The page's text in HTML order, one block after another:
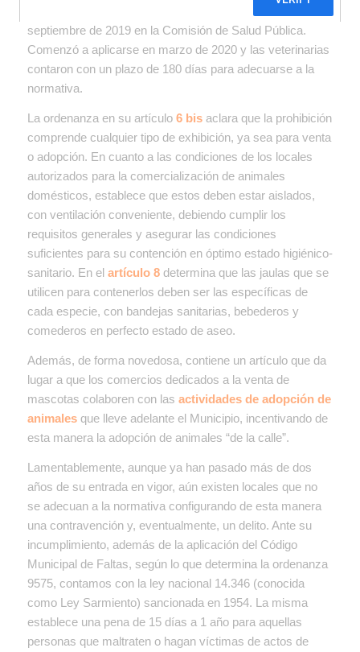
septiembre de 2019 en la Comisión de Salud Pública.
Comenzó a aplicarse en marzo de 2020 y las veterinarias
contaron con un plazo de 180 días para adecuarse a la
normativa.
La ordenanza en su artículo 6 bis aclara que la prohibición
comprende cualquier tipo de exhibición, ya sea para venta
o adopción. En cuanto a las condiciones de los locales
autorizados para la comercialización de animales
domésticos, establece que estos deben estar aislados,
con ventilación conveniente, debiendo cumplir los
requisitos generales y asegurar las condiciones
suficientes para su contención en óptimo estado higiénico-
sanitario. En elartículo 8determina que las jaulas que se
utilicen para contenerlos deben ser las específicas de
cada especie, con bandejas sanitarias, bebederos y
comederos en perfecto estado de aseo.
Además, de forma novedosa, contiene un artículo que da
lugar a que los comercios dedicados a la venta de
mascotas colaboren con las actividades de adopción de
animales que lleve adelante el Municipio, incentivando de
esta manera la adopción de animales “de la calle”.
Lamentablemente, aunque ya han pasado más de dos
años de su entrada en vigor, aún existen locales que no
se adecuan a la normativa configurando de esta manera
una contravención y, eventualmente, un delito. Ante su
incumplimiento, además de la aplicación del Código
Municipal de Faltas, según lo que determina la ordenanza
9575, contamos con la ley nacional 14.346 (conocida
como Ley Sarmiento) sancionada en 1954. La misma
establece una pena de 15 días a 1 año para aquellas
personas que maltraten o hagan víctimas de actos de